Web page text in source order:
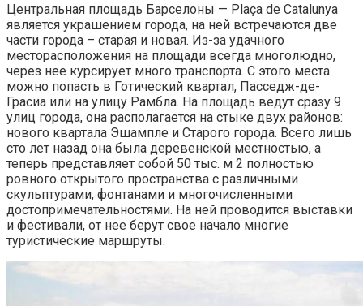
Центральная площадь Барселоны — Plaça de Catalunya
является украшением города, на ней встречаются две
части города – старая и новая. Из-за удачного
месторасположения на площади всегда многолюдно,
через нее курсирует много транспорта. С этого места
можно попасть в Готический квартал, Пасседж-де-
Грасиа или на улицу Рамбла. На площадь ведут сразу 9
улиц города, она располагается на стыке двух районов:
нового квартала Эшампле и Старого города. Всего лишь
сто лет назад она была деревенской местностью, а
теперь представляет собой 50 тыс. м 2 полностью
ровного открытого пространства с различными
скульптурами, фонтанами и многочисленными
достопримечательностями. На ней проводится выставки
и фестивали, от нее берут свое начало многие
туристические маршруты.